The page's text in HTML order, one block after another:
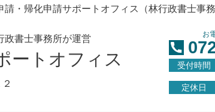
・帰化申請サポートオフィス（林行政書士事
政書士事務所が運営
ートオフィス
お
受付時間
定休日